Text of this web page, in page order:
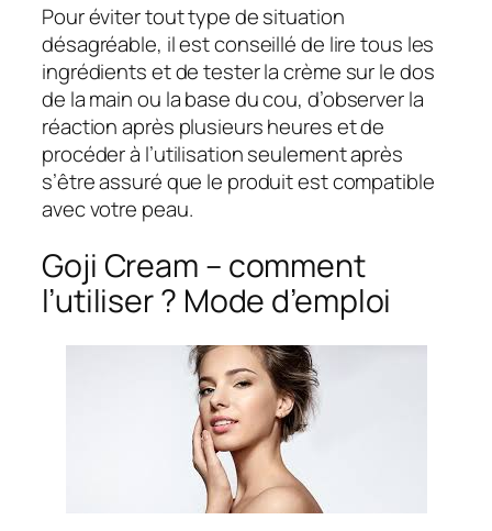
Pour éviter tout type de situation
désagréable, il est conseillé de lire tous les
ingrédients et de tester la crème sur le dos
de la main ou la base du cou, d’observer la
réaction après plusieurs heures et de
procéder à l’utilisation seulement après
s’être assuré que le produit est compatible
avec votre peau.
Goji Cream – comment
l’utiliser ? Mode d’emploi